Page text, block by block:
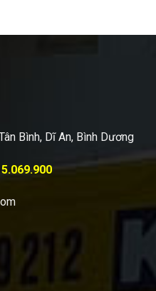
Bình, Dĩ An, Bình Dương